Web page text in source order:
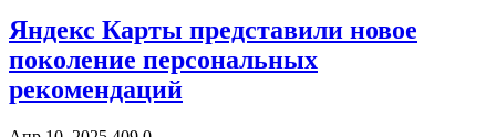
Яндекс Карты представили новое
поколение персональных
рекомендаций